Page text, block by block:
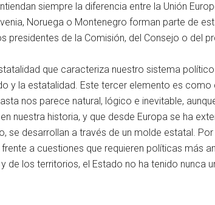
siempre la diferencia entre la Unión
Noruega o Montenegro forman parte de
presidentes de la Comisión, del Consejo o del
que caracteriza nuestro sistema
la estatalidad. Este tercer elemento es como
nos parece natural, lógico e inevitable,
nuestra historia, y que desde Europa se ha
desarrollan a través de un molde estatal.
a cuestiones que requieren políticas más
los territorios, el Estado no ha tenido nunca